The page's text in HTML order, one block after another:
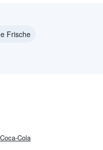
Frische
Coca-Cola